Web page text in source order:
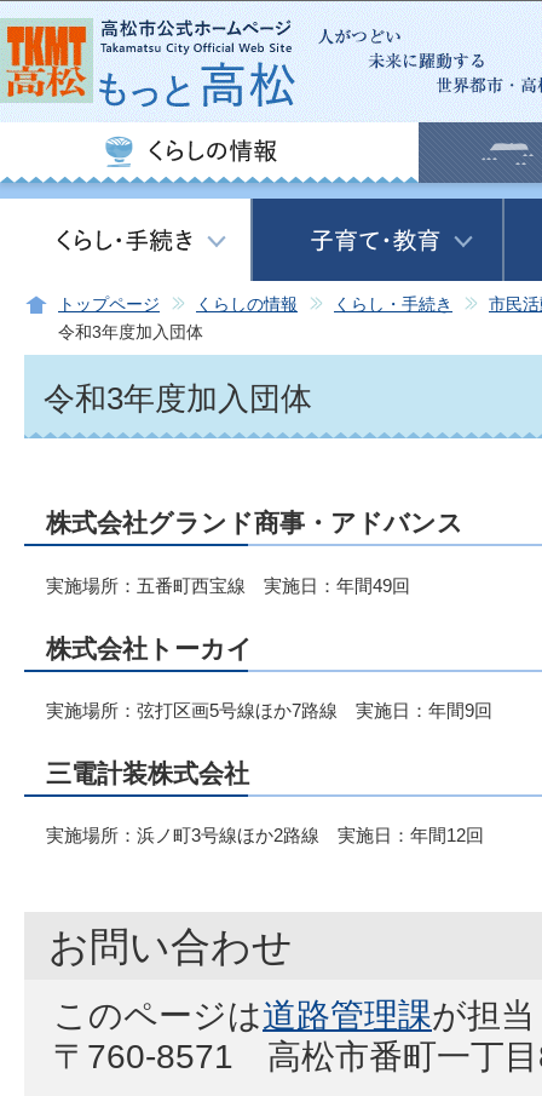
この
トップページ くらしの情報 くらし・手続き
市民
令和3年度加入団体
令和3年度加入団体
株式会社グランド商事・アドバンス
実施場所：五番町西宝線 実施日：年間49回
株式会社トーカイ
実施場所：弦打区画5号線ほか7路線 実施日：年間9回
三電計装株式会社
実施場所：浜ノ町3号線ほか2路線 実施日：年間12回
お問い合わせ
このページは道路管理課が担
〒760-8571 高松市番町一丁